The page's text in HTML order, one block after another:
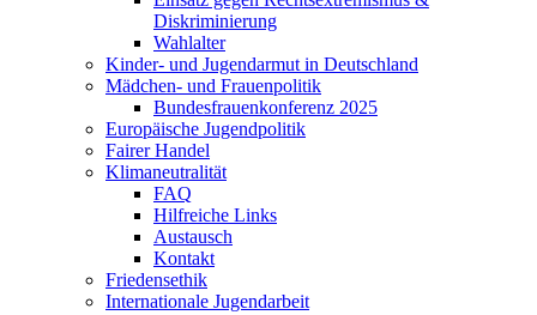
Diskriminierung
Wahlalter
Kinder- und Jugendarmut in Deutschland
Mädchen- und Frauenpolitik
Bundesfrauenkonferenz 2025
Europäische Jugendpolitik
Fairer Handel
Klimaneutralität
FAQ
Hilfreiche Links
Austausch
Kontakt
Friedensethik
Internationale Jugendarbeit